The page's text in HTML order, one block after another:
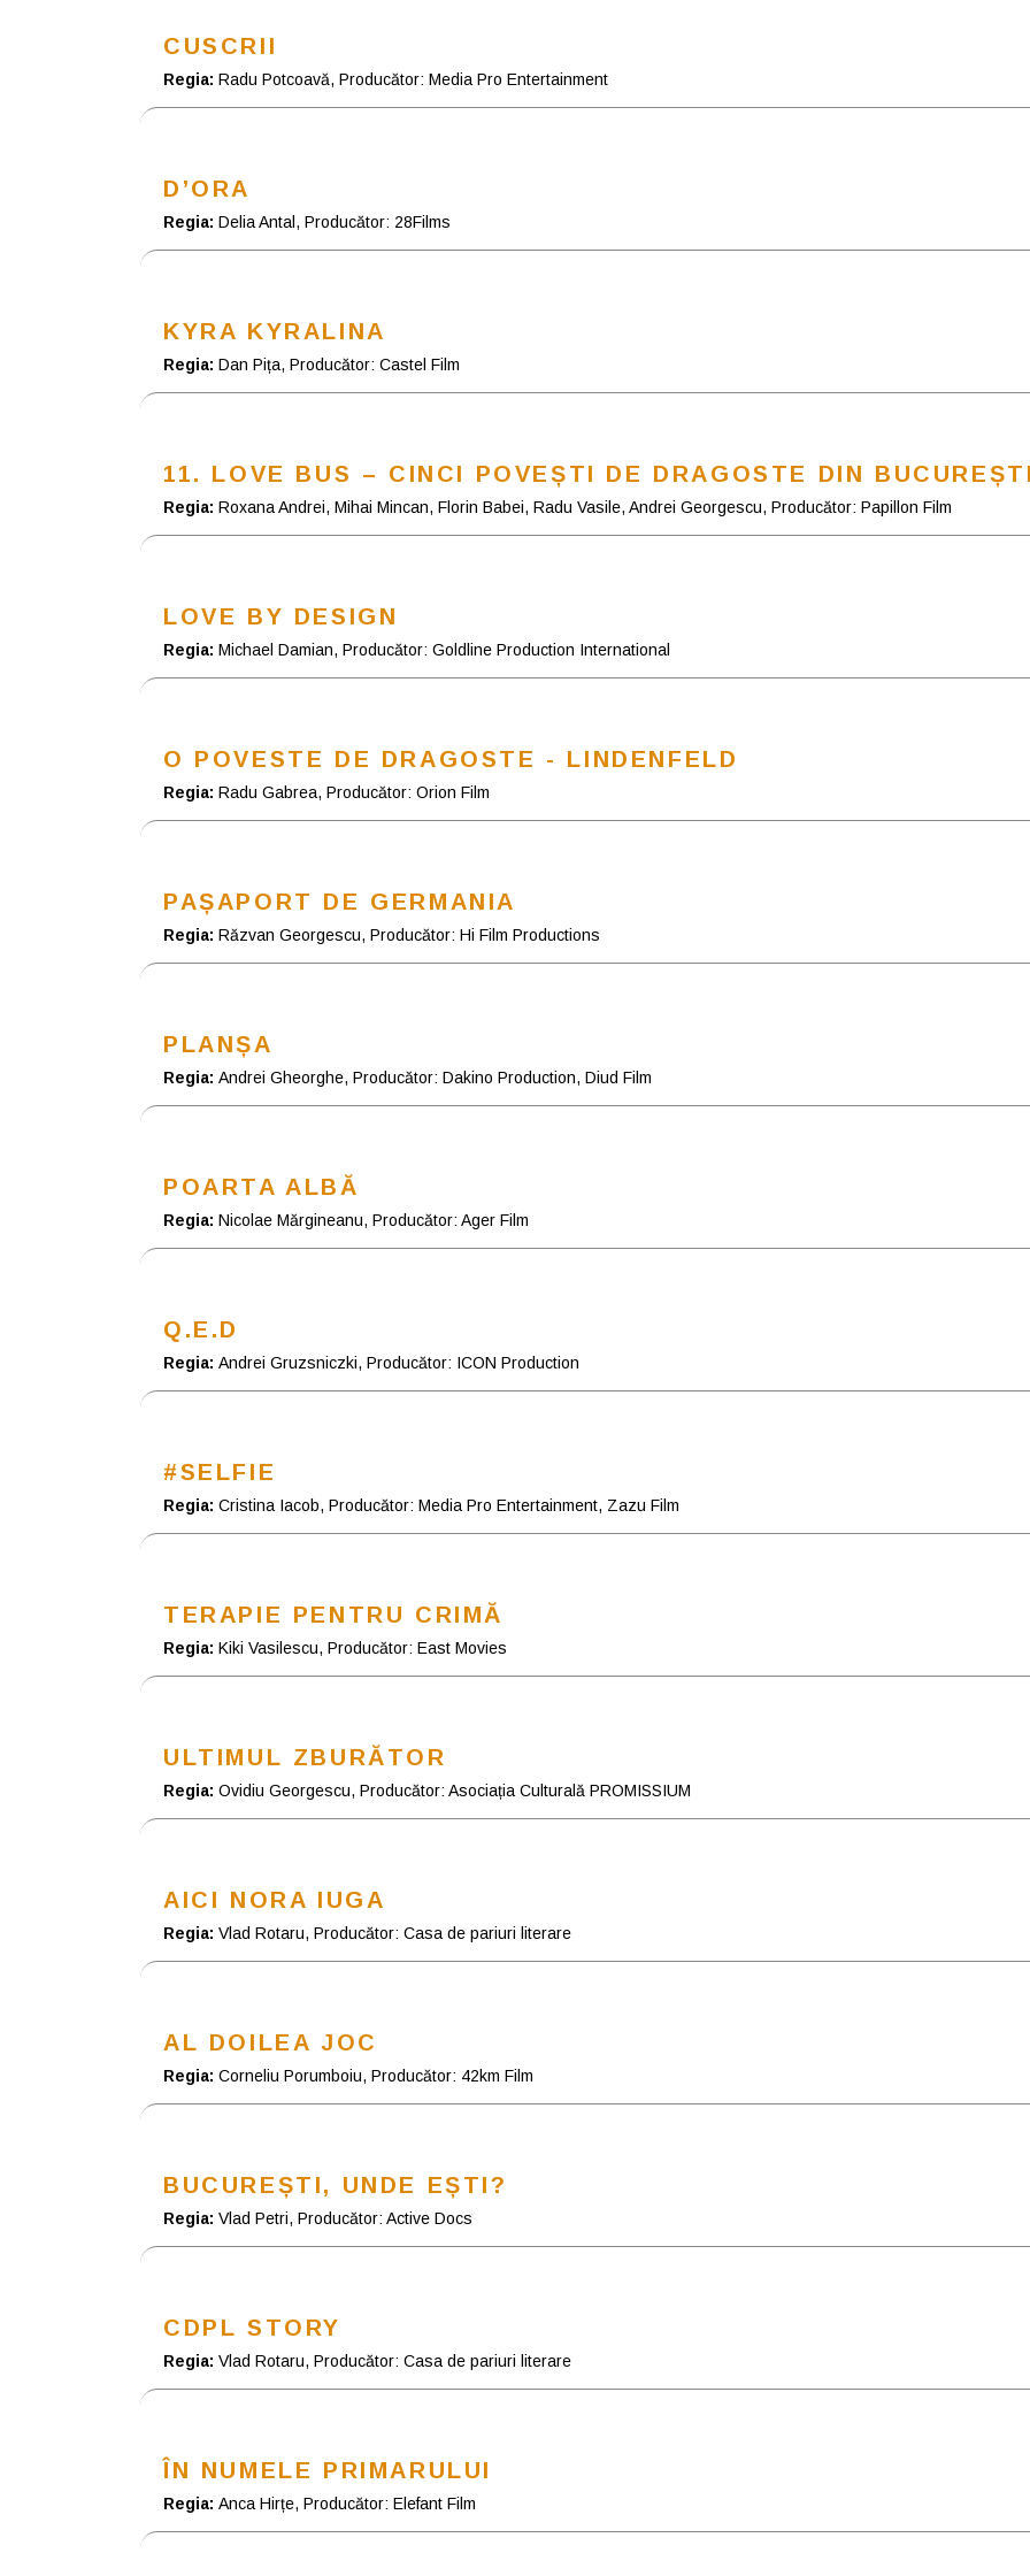
CUSCRII
Regia: Radu Potcoavă, Producător: Media Pro Entertainment
D’ORA
Regia: Delia Antal, Producător: 28Films
KYRA KYRALINA
Regia: Dan Pița, Producător: Castel Film
11. LOVE BUS – CINCI POVEȘTI DE DRAGOSTE DIN
Regia: Roxana Andrei, Mihai Mincan, Florin Babei, Radu Vasile, Andrei Georgescu, Producător: Papillon Film
LOVE BY DESIGN
Regia: Michael Damian, Producător: Goldline Production International
O POVESTE DE DRAGOSTE - LINDENFELD
Regia: Radu Gabrea, Producător: Orion Film
PAȘAPORT DE GERMANIA
Regia: Răzvan Georgescu, Producător: Hi Film Productions
PLANȘA
Regia: Andrei Gheorghe, Producător: Dakino Production, Diud Film
POARTA ALBĂ
Regia: Nicolae Mărgineanu, Producător: Ager Film
Q.E.D
Regia: Andrei Gruzsniczki, Producător: ICON Production
#SELFIE
Regia: Cristina Iacob, Producător: Media Pro Entertainment, Zazu Film
TERAPIE PENTRU CRIMĂ
Regia: Kiki Vasilescu, Producător: East Movies
ULTIMUL ZBURĂTOR
Regia: Ovidiu Georgescu, Producător: Asociația Culturală PROMISSIUM
AICI NORA IUGA
Regia: Vlad Rotaru, Producător: Casa de pariuri literare
AL DOILEA JOC
Regia: Corneliu Porumboiu, Producător: 42km Film
BUCUREȘTI, UNDE EȘTI?
Regia: Vlad Petri, Producător: Active Docs
CDPL STORY
Regia: Vlad Rotaru, Producător: Casa de pariuri literare
ÎN NUMELE PRIMARULUI
Regia: Anca Hirțe, Producător: Elefant Film